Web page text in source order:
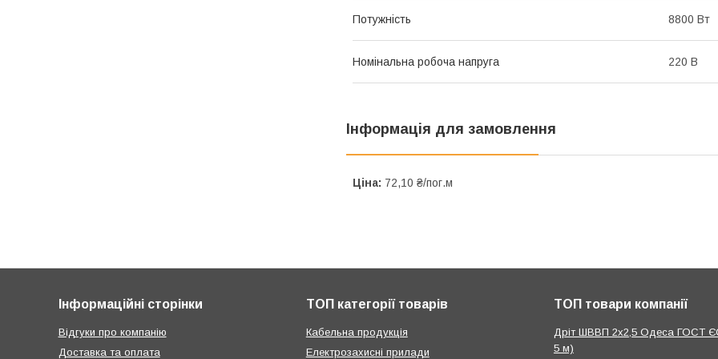
Потужність 8800 Вт
Номінальна робоча напруга 220 В
Інформація для замовлення
Ціна: 72,10 ₴/пог.м
Інформаційні сторінки
Відгуки про компанію
Доставка та оплата
ТОП категорії товарів
Кабельна продукція
Електрозахисні прилади
ТОП товари компанії
Дріт ШВВП 2х2,5 Одеса ГОСТ
5 м)